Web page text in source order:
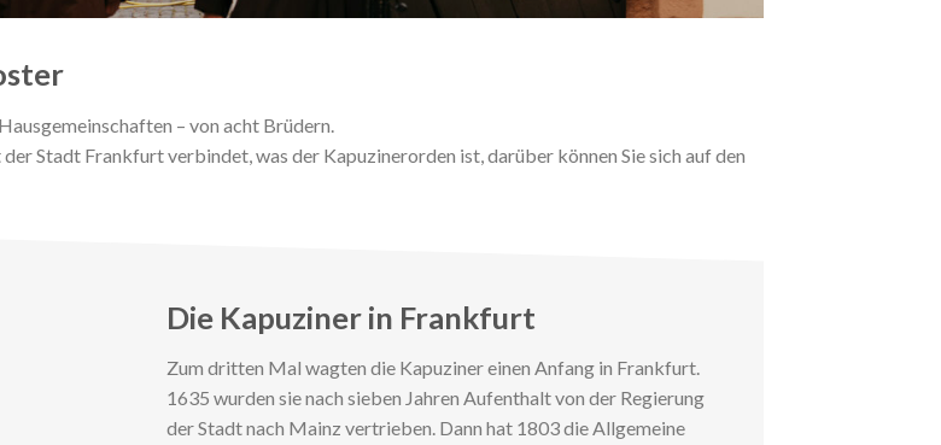
– von acht Brüdern.
Stadt Frankfurt verbindet, was der Kapuzinerorden ist, darüber können Sie sich auf den
Die Kapuziner in Frankfurt
Zum dritten Mal wagten die Kapuziner einen Anfang in Frankfurt.
1635 wurden sie nach sieben Jahren Aufenthalt von der Regierung
der Stadt nach Mainz vertrieben. Dann hat 1803 die Allgemeine